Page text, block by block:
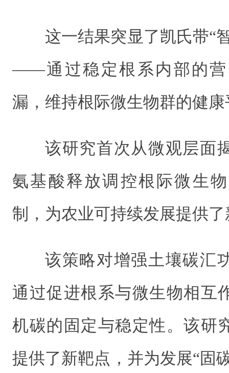
这一结果突显了凯氏带“
——通过稳定根系内部的营
漏，维持根际微生物群的健
该研究首次从微观层面
氨基酸释放调控根际微生
制，为农业可持续发展提供
该策略对增强土壤碳汇
通过促进根系与微生物相互
机碳的固定与稳定性。该研
提供了新靶点，并为发展“固